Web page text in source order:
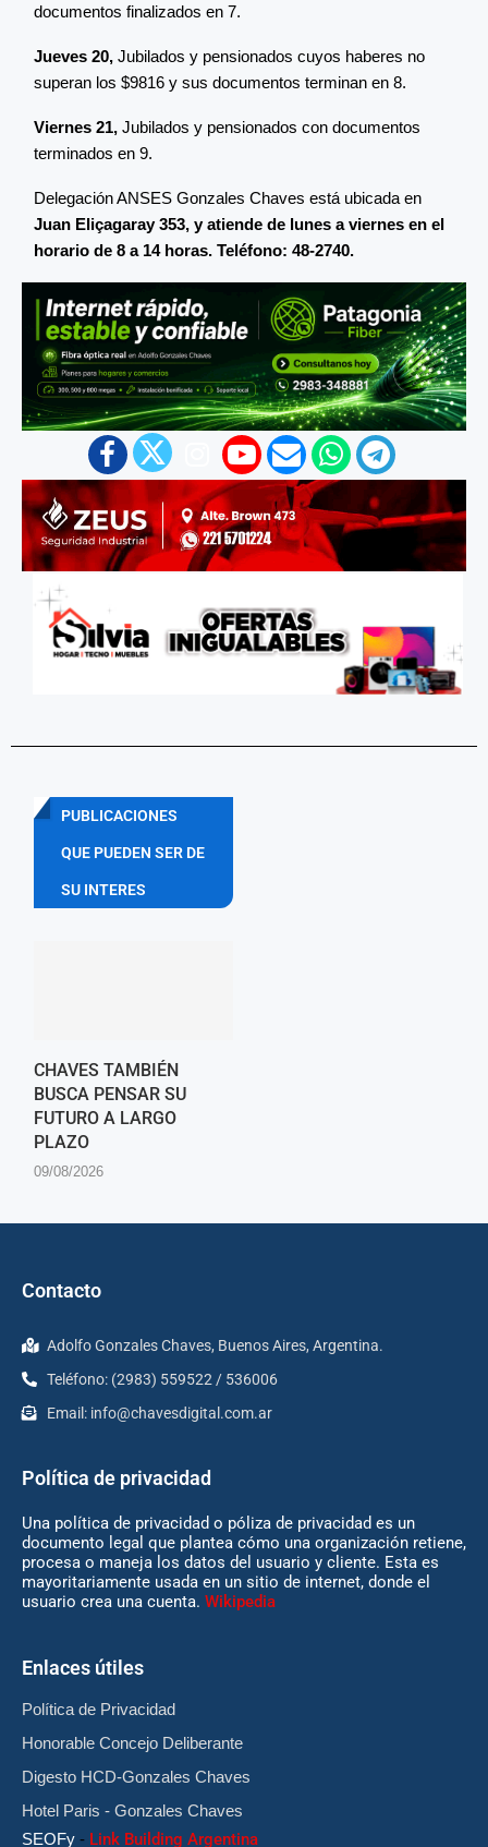
documentos finalizados en 7.
Jueves 20, Jubilados y pensionados cuyos haberes no
superan los $9816 y sus documentos terminan en 8.
Viernes 21, Jubilados y pensionados con documentos
terminados en 9.
Delegación ANSES Gonzales Chaves está ubicada en
Juan Eliçagaray 353, y atiende de lunes a viernes en el
horario de 8 a 14 horas. Teléfono: 48-2740.
PUBLICACIONES
QUE PUEDEN SER DE
SU INTERES
CHAVES TAMBIÉN
BUSCA PENSAR SU
FUTURO A LARGO
PLAZO
09/08/2026
Contacto
Adolfo Gonzales Chaves, Buenos Aires, Argentina.
Teléfono: (2983) 559522 / 536006
Email: info@chavesdigital.com.ar
Política de privacidad
Una política de privacidad o póliza de privacidad es un
documento legal que plantea cómo una organización retiene,
procesa o maneja los datos del usuario y cliente. Esta es
mayoritariamente usada en un sitio de internet, donde el
usuario crea una cuenta. Wikipedia
Enlaces útiles
Política de Privacidad
Honorable Concejo Deliberante
Digesto HCD-Gonzales Chaves
Hotel Paris - Gonzales Chaves
SEOFy - Link Building Argentina